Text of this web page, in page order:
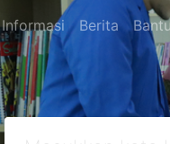
Informasi Berita